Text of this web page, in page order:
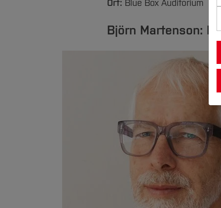
Ort: Blue Box Auditorium
Björn Martenson: